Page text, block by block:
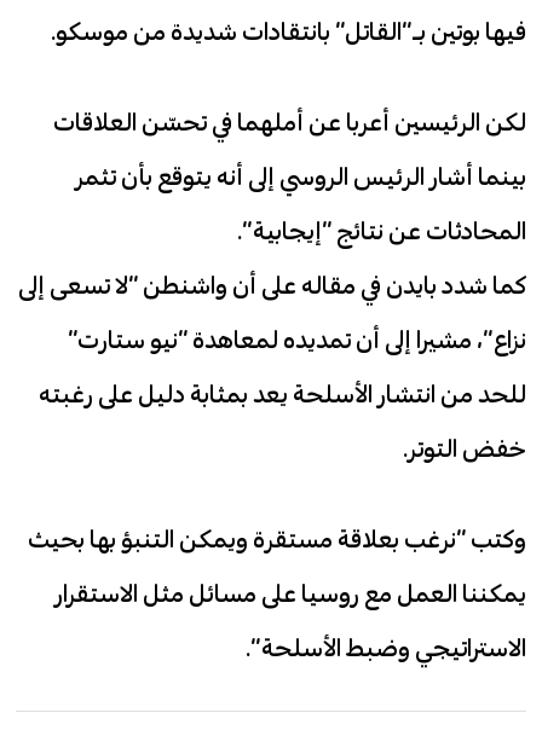
فيها بوتين بـ”القاتل” بانتقادات شديدة من موسكو.
لكن الرئيسين أعربا عن أملهما في تحسّن العلاقات
بينما أشار الرئيس الروسي إلى أنه يتوقع بأن تثمر
المحادثات عن نتائج “إيجابية”.
كما شدد بايدن في مقاله على أن واشنطن “لا تسعى إلى
نزاع”، مشيرا إلى أن تمديده لمعاهدة “نيو ستارت”
للحد من انتشار الأسلحة يعد بمثابة دليل على رغبته
خفض التوتر.
وكتب “نرغب بعلاقة مستقرة ويمكن التنبؤ بها بحيث
يمكننا العمل مع روسيا على مسائل مثل الاستقرار
الاستراتيجي وضبط الأسلحة”.